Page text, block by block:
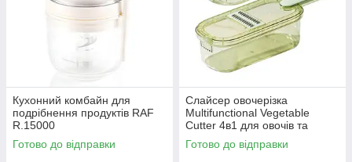
Кухонний комбайн для
подрібнення продуктів RAF
R.15000
Готово до відправки
Слайсер овочерізка
Multifunctional Vegetable
Cutter 4в1 для овочів та
фруктів
Готово до відправки